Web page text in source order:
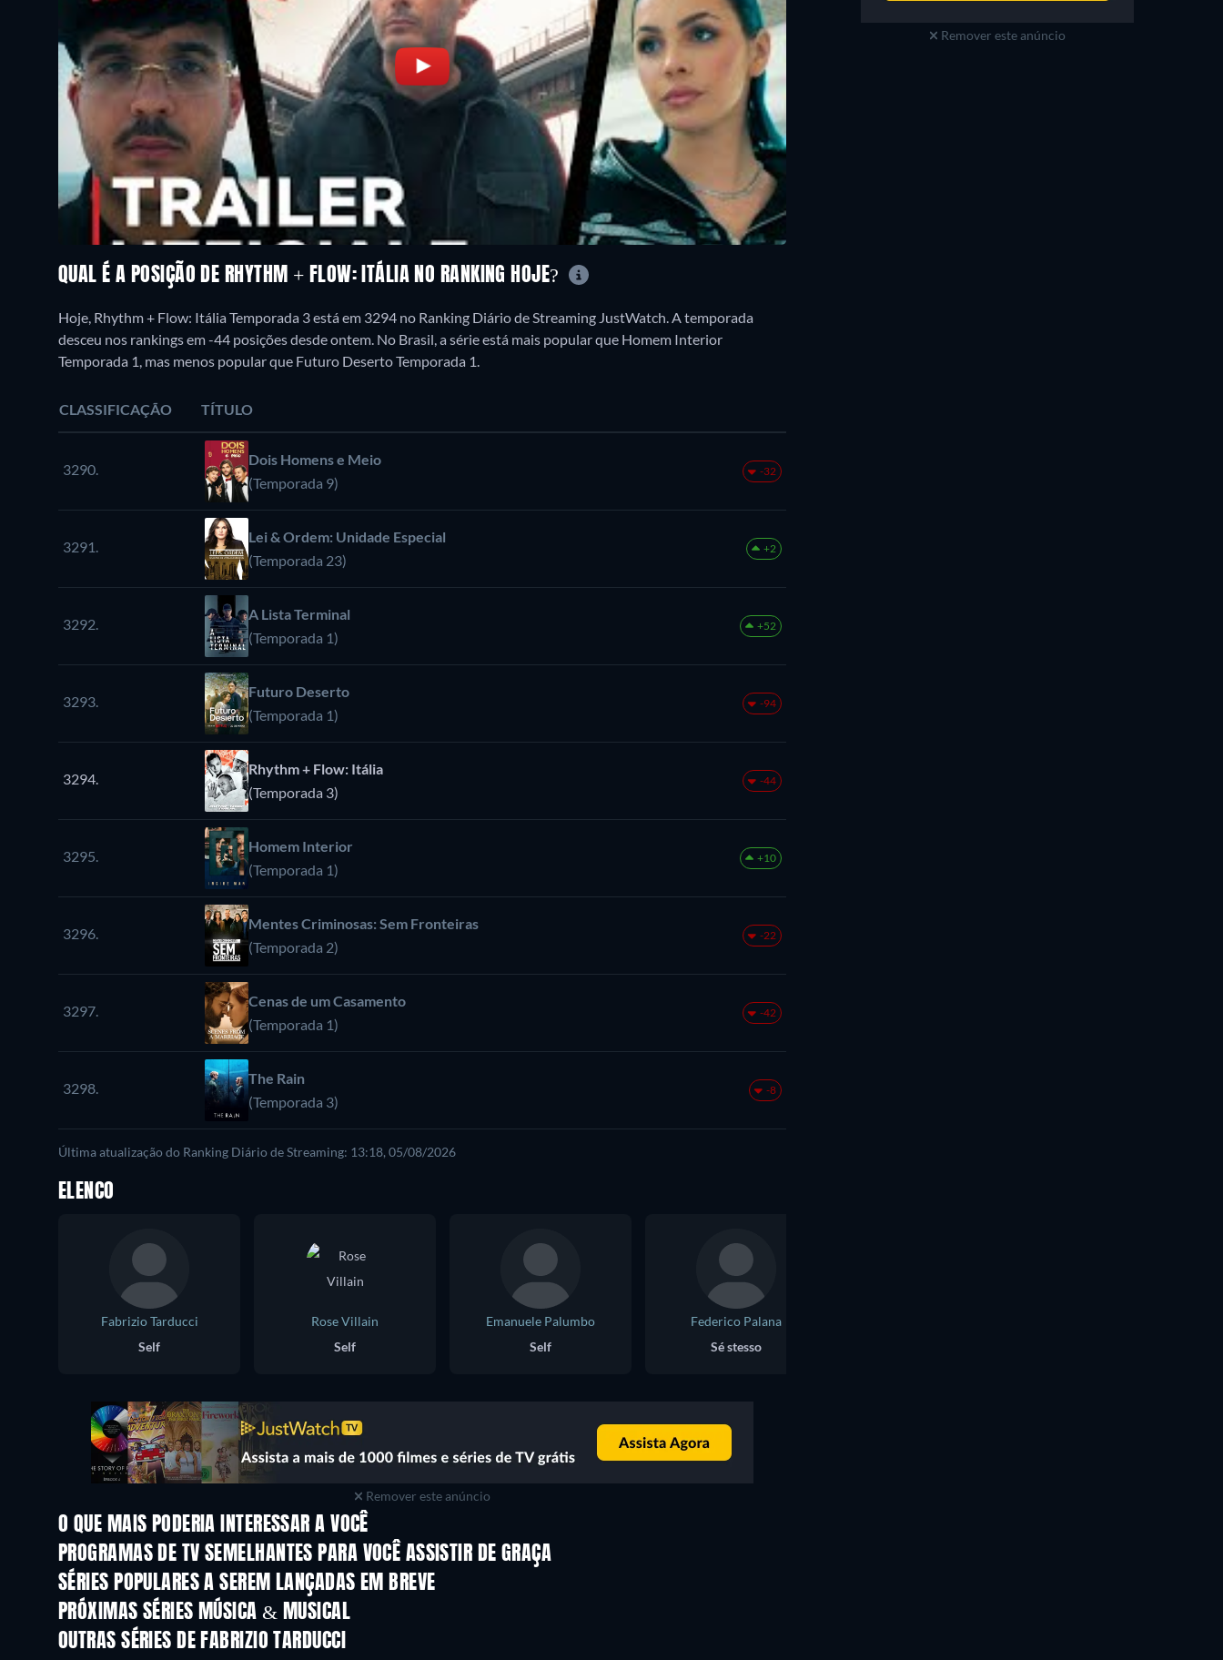
Remover este anúncio
QUAL É A POSIÇÃO DE RHYTHM + FLOW: ITÁLIA NO RANKING HOJE?
Hoje, Rhythm + Flow: Itália Temporada 3 está em 3294 no Ranking Diário de Streaming JustWatch. A temporada
desceu nos rankings em -44 posições desde ontem. No Brasil, a série está mais popular que Homem Interior
Temporada 1, mas menos popular que Futuro Deserto Temporada 1.
CLASSIFICAÇÃO TÍTULO
3290.
Dois Homens e Meio
(Temporada 9)
-32
3291.
Lei & Ordem: Unidade Especial
(Temporada 23)
+2
3292.
A Lista Terminal
(Temporada 1)
+52
3293.
Futuro Deserto
(Temporada 1)
-94
3294.
Rhythm + Flow: Itália
(Temporada 3)
-44
3295.
Homem Interior
(Temporada 1)
+10
3296.
Mentes Criminosas: Sem Fronteiras
(Temporada 2)
-22
3297.
Cenas de um Casamento
(Temporada 1)
-42
3298.
The Rain
(Temporada 3)
-8
Última atualização do Ranking Diário de Streaming: 13:18, 05/08/2026
ELENCO
Fabrizio Tarducci
Self
Rose Villain
Self
Emanuele Palumbo
Self
Federico Palana
Sé stesso
Remover este anúncio
O QUE MAIS PODERIA INTERESSAR A VOCÊ
Série
PROGRAMAS DE TV SEMELHANTES PARA VOCÊ ASSISTIR DE GRAÇA
Série Série
SÉRIES POPULARES A SEREM LANÇADAS EM BREVE
Série Série
PRÓXIMAS SÉRIES MÚSICA & MUSICAL
Temporada 1
OUTRAS SÉRIES DE FABRIZIO TARDUCCI
Série